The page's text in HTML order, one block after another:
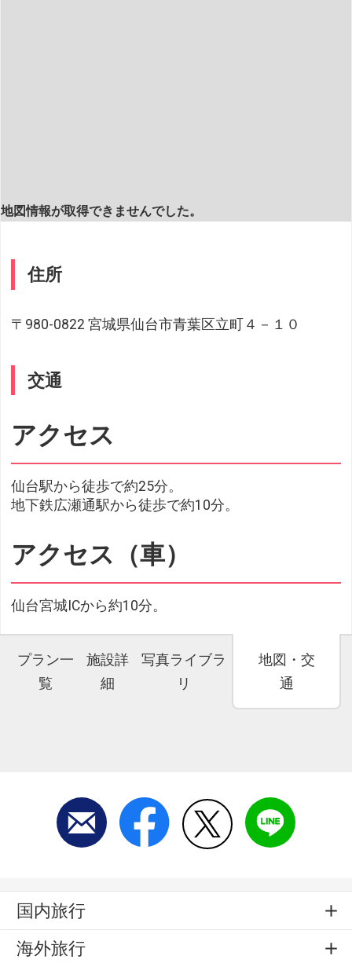
地図情報が取得できませんでした。
住所
〒980-0822 宮城県仙台市青葉区立町４－１０
交通
アクセス
仙台駅から徒歩で約25分。
地下鉄広瀬通駅から徒歩で約10分。
アクセス（車）
仙台宮城ICから約10分。
プラン一
覧
施設詳
細
写真ライブラ
リ
地図・交
通
国内旅行
海外旅行